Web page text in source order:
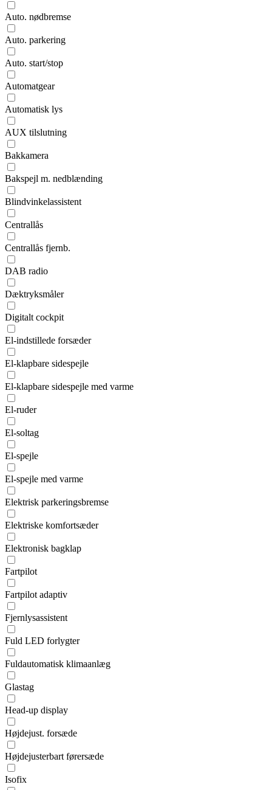
Auto. nødbremse
Auto. parkering
Auto. start/stop
Automatgear
Automatisk lys
AUX tilslutning
Bakkamera
Bakspejl m. nedblænding
Blindvinkelassistent
Centrallås
Centrallås fjernb.
DAB radio
Dæktryksmåler
Digitalt cockpit
El-indstillede forsæder
El-klapbare sidespejle
El-klapbare sidespejle med varme
El-ruder
El-soltag
El-spejle
El-spejle med varme
Elektrisk parkeringsbremse
Elektriske komfortsæder
Elektronisk bagklap
Fartpilot
Fartpilot adaptiv
Fjernlysassistent
Fuld LED forlygter
Fuldautomatisk klimaanlæg
Glastag
Head-up display
Højdejust. forsæde
Højdejusterbart førersæde
Isofix